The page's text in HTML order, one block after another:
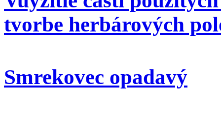
tvorbe herbárových
Smrekovec opadavý